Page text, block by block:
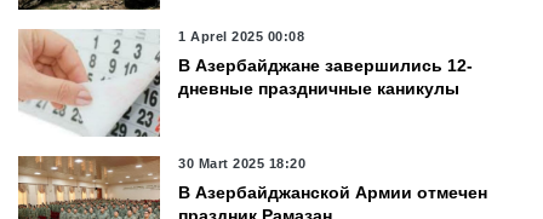
1 Aprel 2025 00:08
В Азербайджане завершились 12-
дневные праздничные каникулы
30 Mart 2025 18:20
В Азербайджанской Армии отмечен